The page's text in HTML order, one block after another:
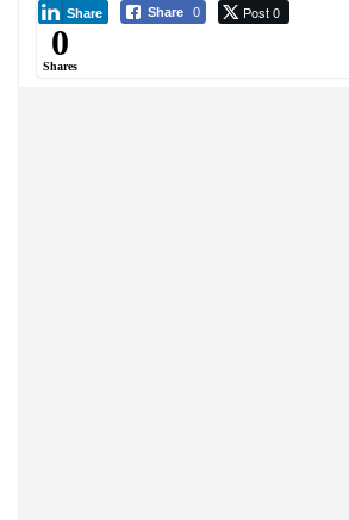
Share 0 Post 0
Share
0
Shares